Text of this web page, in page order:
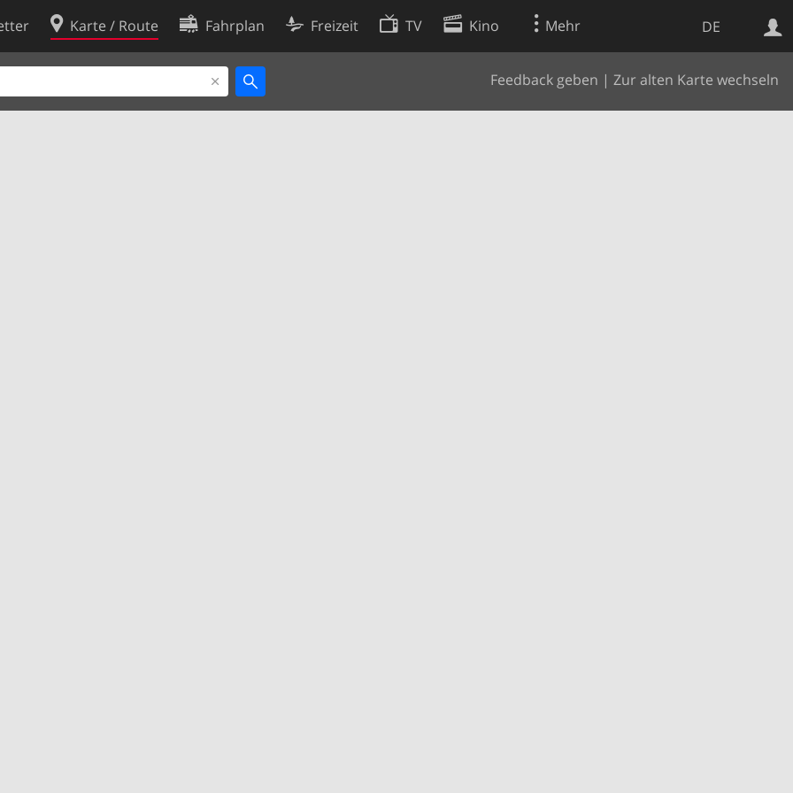
DE
Karte / Route Fahrplan Freizeit TV Kino Mehr
Feedback geben | Zur alten Karte wechseln
Websuche
Cookie-Richtlinie
Cookie-Einstellungen